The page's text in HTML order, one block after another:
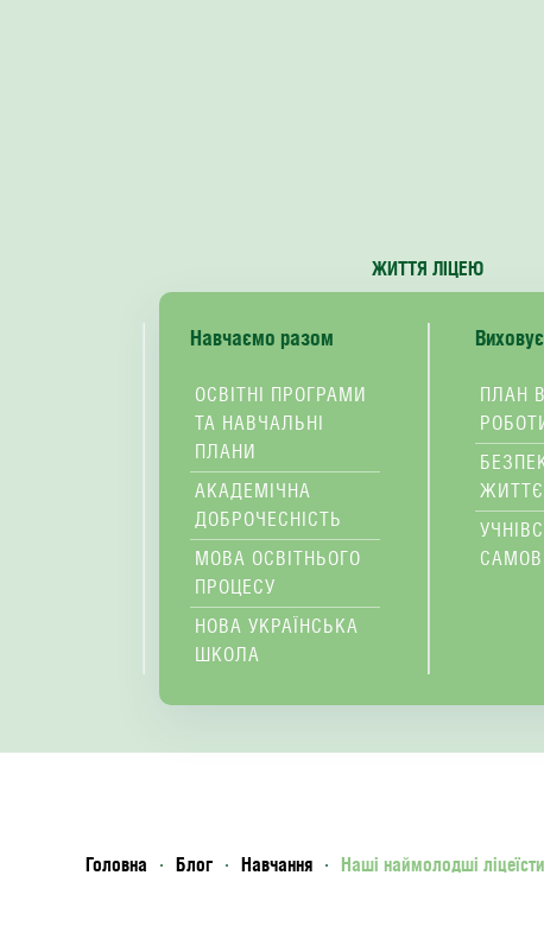
ЖИТТЯ ЛІЦЕЮ
Навчаємо разом
ОСВІТНІ ПРОГРАМИ
ТА НАВЧАЛЬНІ
ПЛАНИ
АКАДЕМІЧНА
ДОБРОЧЕСНІСТЬ
МОВА ОСВІТНЬОГО
ПРОЦЕСУ
НОВА УКРАЇНСЬКА
ШКОЛА
ПЛАН
Головна Блог Навчання Наші наймолодші